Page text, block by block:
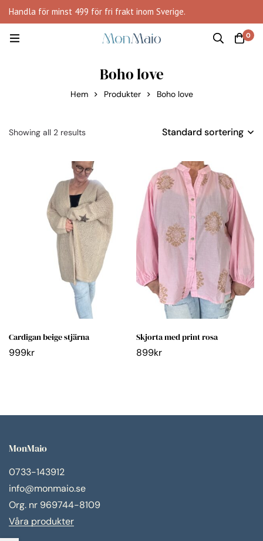
Handla för minst 499 för fri frakt inom Sverige.
0
Boho love
Hem Produkter Boho love
Showing all 2 results Standard sortering
Cardigan beige stjärna
999kr
Skjorta med print rosa
899kr
MonMaio
0733-143912
info@monmaio.se
Org. nr 969744-8109
Våra produkter